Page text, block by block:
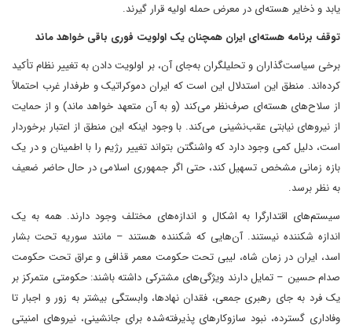
یابد و ذخایر هسته‌ای در معرض حمله اولیه قرار گیرند.
توقف برنامه هسته‌ای ایران همچنان یک اولویت فوری باقی خواهد ماند
برخی سیاست‌گذاران و تحلیلگران به‌جای آن، بر اولویت دادن به تغییر نظام تأکید
کرده‌اند. منطق این استدلال این است که ایران دموکراتیک و طرفدار غرب احتمالاً
از سلاح‌های هسته‌ای صرف‌نظر می‌کند (و به آن متعهد خواهد ماند) و از حمایت
از نیروهای نیابتی عقب‌نشینی می‌کند. با وجود اینکه این منطق از اعتبار برخوردار
است، دلیل کمی وجود دارد که واشنگتن بتواند تغییر رژیم را با اطمینان و در یک
بازه زمانی مشخص تسهیل کند، حتی اگر جمهوری اسلامی در حال حاضر ضعیف
به نظر برسد.
سیستم‌های اقتدارگرا به اشکال و اندازه‌های مختلف وجود دارند. همه به یک
اندازه شکننده نیستند. آن‌هایی که شکننده هستند – مانند سوریه تحت بشار
اسد، ایران در زمان شاه، لیبی تحت حکومت معمر قذافی و عراق تحت حکومت
صدام حسین – تمایل دارند ویژگی‌های مشترکی داشته باشند: حکومتی متمرکز بر
یک فرد به جای رهبری جمعی، فقدان نهادها، وابستگی بیشتر به زور و اجبار تا
وفاداری گسترده، نبود سازوکار‌های پذیرفته‌شده برای جانشینی، نیروهای امنیتی